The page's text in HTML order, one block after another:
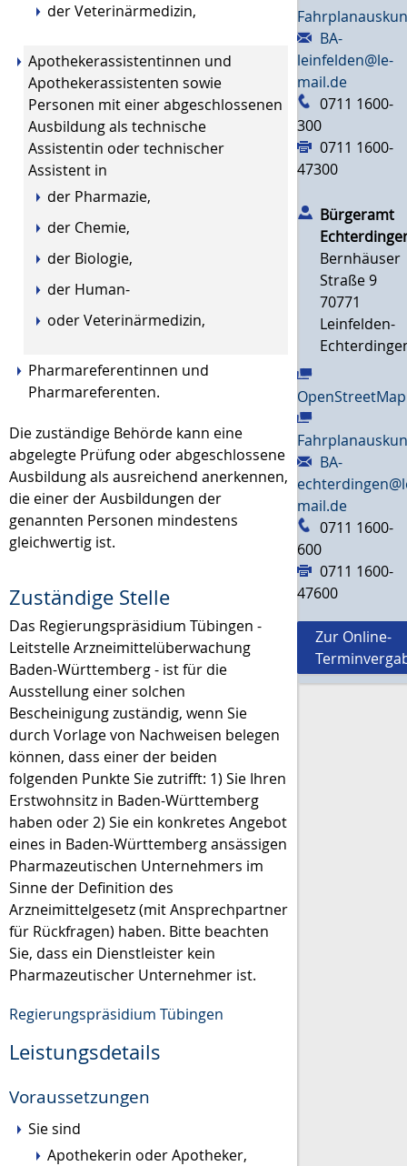
der Veterinärmedizin,
Apothekerassistentinnen und
Apothekerassistenten sowie
Personen mit einer abgeschlossenen
Ausbildung als technische
Assistentin oder technischer
Assistent in
der Pharmazie,
der Chemie,
der Biologie,
der Human-
oder Veterinärmedizin,
Pharmareferentinnen und
Pharmareferenten.
Die zuständige Behörde kann eine
abgelegte Prüfung oder abgeschlossene
Ausbildung als ausreichend anerkennen,
die einer der Ausbildungen der
genannten Personen mindestens
gleichwertig ist.
Zuständige Stelle
Das Regierungspräsidium Tübingen -
Leitstelle Arzneimittelüberwachung
Baden-Württemberg - ist für die
Ausstellung einer solchen
Bescheinigung zuständig, wenn Sie
durch Vorlage von Nachweisen belegen
können, dass einer der beiden
folgenden Punkte Sie zutrifft: 1) Sie Ihren
Erstwohnsitz in Baden-Württemberg
haben oder 2) Sie ein konkretes Angebot
eines in Baden-Württemberg ansässigen
Pharmazeutischen Unternehmers im
Sinne der Definition des
Arzneimittelgesetz (mit Ansprechpartner
für Rückfragen) haben. Bitte beachten
Sie, dass ein Dienstleister kein
Pharmazeutischer Unternehmer ist.
Regierungspräsidium Tübingen
Leistungsdetails
Voraussetzungen
Sie sind
Apothekerin oder Apotheker,
BA-
leinfelden@le-
mail.de
0711 1600-
300
0711 1600-
47300
Bürgeramt
Bernhäuser
Straße 9
70771
Leinfelden-
OpenStreetMap
BA-
mail.de
0711 1600-
600
0711 1600-
47600
Zur Online-